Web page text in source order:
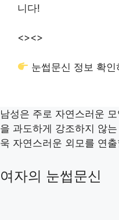
니다!
<><>
눈썹문신 정보 확인
남성은 주로 자연스러운
을 과도하게 강조하지 않
욱 자연스러운 외모를 연
여자의 눈썹문신